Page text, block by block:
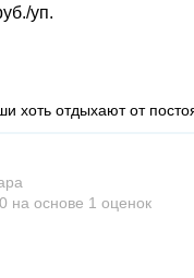
уп.
хоть отдыхают от
на основе 1 оценок